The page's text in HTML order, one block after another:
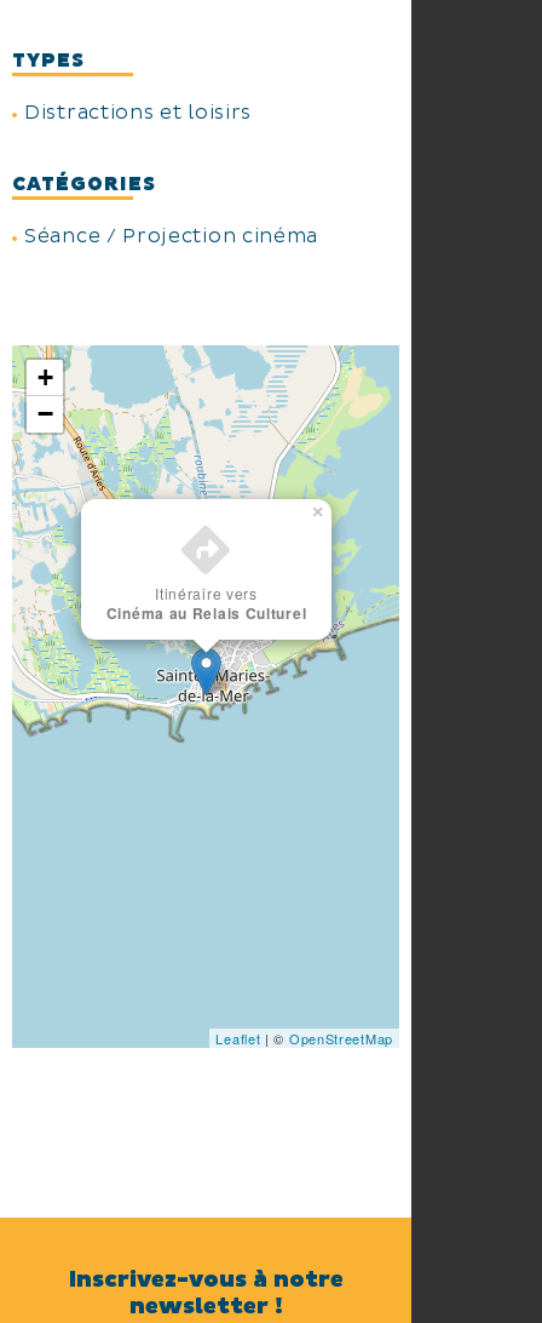
TYPES
Distractions et loisirs
CATÉGORIES
Séance / Projection cinéma
Itinéraire vers
Cinéma au Relais Culturel
×
+
−
Leaflet | © OpenStreetMap
Inscrivez-vous à notre
newsletter !